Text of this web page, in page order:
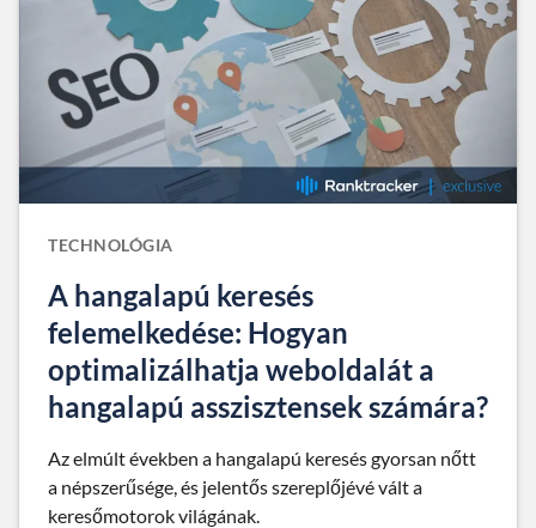
TECHNOLÓGIA
A hangalapú keresés
felemelkedése: Hogyan
optimalizálhatja weboldalát a
hangalapú asszisztensek számára?
Az elmúlt években a hangalapú keresés gyorsan nőtt
a népszerűsége, és jelentős szereplőjévé vált a
keresőmotorok világának.